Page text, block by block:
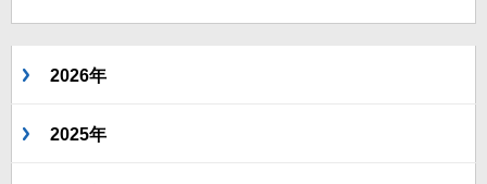
2026年
2025年